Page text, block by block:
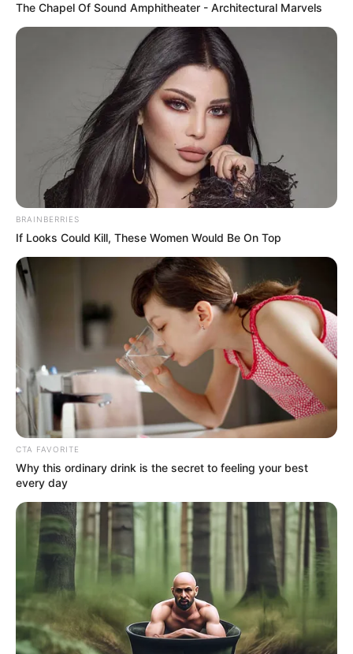
The Chapel Of Sound Amphitheater - Architectural Marvels
BRAINBERRIES
If Looks Could Kill, These Women Would Be On Top
CTA FAVORITE
Why this ordinary drink is the secret to feeling your best
every day